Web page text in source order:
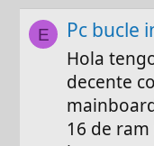
E Pc bucle
Hola
decente
16 de